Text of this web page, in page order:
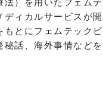
法）を用いたフェム
ディカルサービスが
もとにフェムテック
秘話、海外事情など